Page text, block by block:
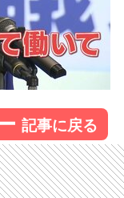
記事に戻る